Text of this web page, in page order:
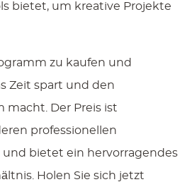
bietet, um kreative Projekte
zu kaufen und
Zeit spart und den
macht. Der Preis ist
professionellen
bietet ein hervorragendes
Holen Sie sich jetzt